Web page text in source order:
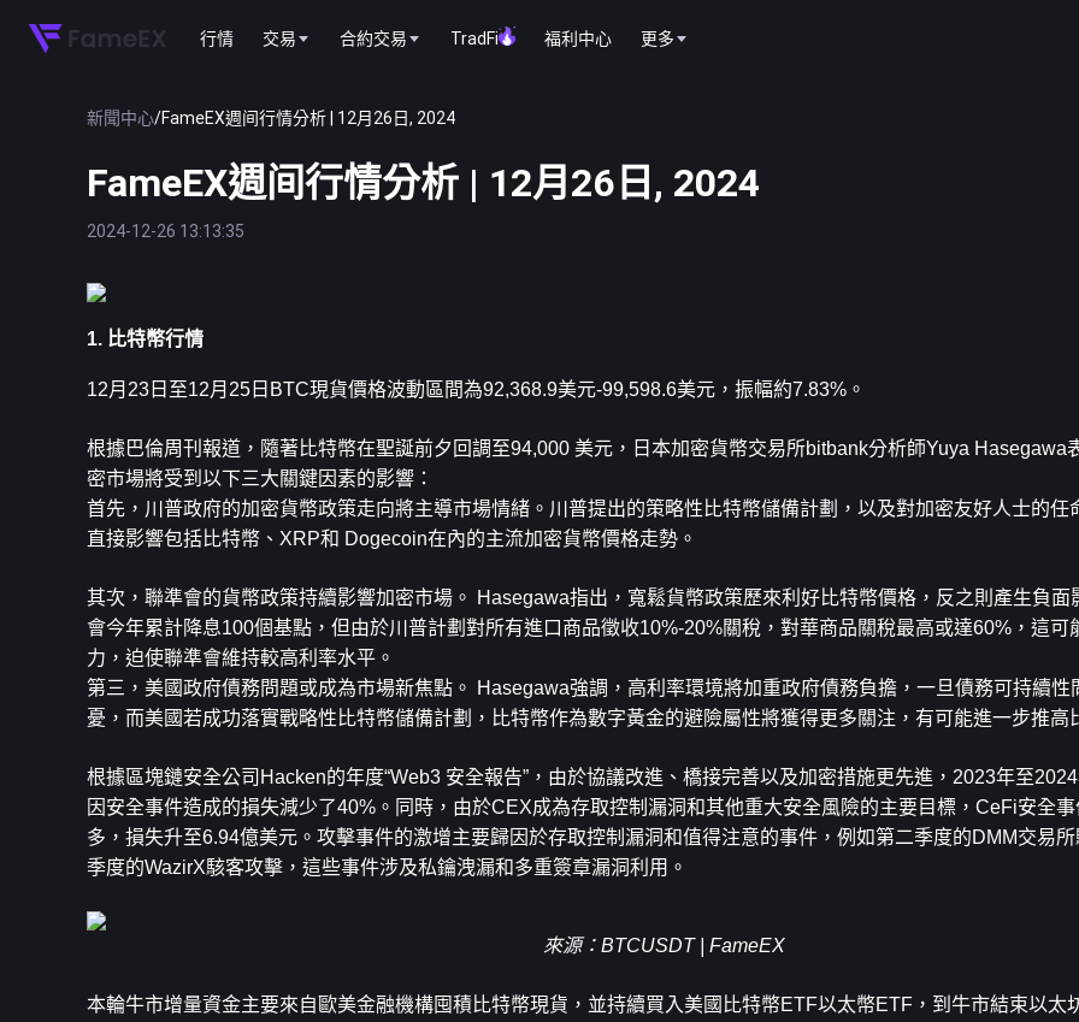
行情 交易 合約交易 TradFi 福利中心 更多
新聞中心/FameEX週间行情分析 | 12月26日, 2024
FameEX週间行情分析 | 12月26日, 2024
2024-12-26 13:13:35
1. 比特幣行情
12月23日至12月25日 BTC現貨價格波動區間為92,368.9美元-99,598.6美元，振幅約7.83%。
根據巴倫周刊報道，隨著比特幣在聖誕前夕回調至94,000 美元，日本加密貨幣交易所bitbank分析師Yuya Hasegawa
密市場將受到以下三大關鍵因素的影響：
首先，川普政府的加密貨幣政策走向將主導市場情緒。川普提出的策略性比特幣儲備計劃，以及對加密友好人士的任
直接影響包括比特幣、XRP和 Dogecoin在內的主流加密貨幣價格走勢。
其次，聯準會的貨幣政策持續影響加密市場。 Hasegawa指出，寬鬆貨幣政策歷來利好比特幣價格，反之則產生負面
會今年累計降息100個基點，但由於川普計劃對所有進口商品徵收10%-20%關稅，對華商品關稅最高或達60%，這可
力，迫使聯準會維持較高利率水平。
第三，美國政府債務問題或成為市場新焦點。 Hasegawa強調，高利率環境將加重政府債務負擔，一旦債務可持續性
憂，而美國若成功落實戰略性比特幣儲備計劃，比特幣作為數字黃金的避險屬性將獲得更多關注，有可能進一步推高
根據區塊鏈安全公司Hacken的年度“Web3 安全報告”，由於協議改進、橋接完善以及加密措施更先進，2023年至
因安全事件造成的損失減少了40%。同時，由於CEX成為存取控制漏洞和其他重大安全風險的主要目標，CeFi安全
多，損失升至6.94億美元。攻擊事件的激增主要歸因於存取控制漏洞和值得注意的事件，例如第二季度的DMM交易
季度的WazirX駭客攻擊，這些事件涉及私鑰洩漏和多重簽章漏洞利用。
來源：BTCUSDT | FameEX
本輪牛市增量資金主要來自歐美金融機構囤積比特幣現貨，並持續買入美國比特幣ETF以太幣ETF，到牛市結束以太